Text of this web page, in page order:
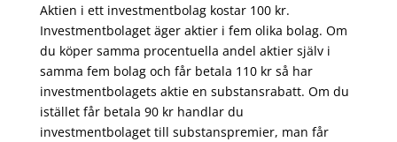
Aktien i ett investmentbolag kostar 100 kr.
Investmentbolaget äger aktier i fem olika bolag. Om
du köper samma procentuella andel aktier själv i
samma fem bolag och får betala 110 kr så har
investmentbolagets aktie en substansrabatt. Om du
istället får betala 90 kr handlar du
investmentbolaget till substanspremier, man får